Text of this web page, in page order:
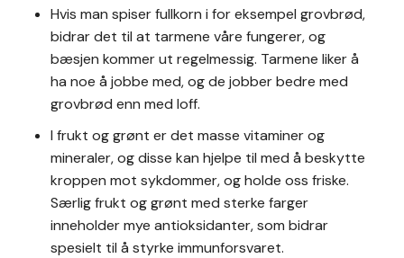
Hvis man spiser fullkorn i for eksempel grovbrød,
bidrar det til at tarmene våre fungerer, og
bæsjen kommer ut regelmessig. Tarmene liker å
ha noe å jobbe med, og de jobber bedre med
grovbrød enn med loff.
I frukt og grønt er det masse vitaminer og
mineraler, og disse kan hjelpe til med å beskytte
kroppen mot sykdommer, og holde oss friske.
Særlig frukt og grønt med sterke farger
inneholder mye antioksidanter, som bidrar
spesielt til å styrke immunforsvaret.